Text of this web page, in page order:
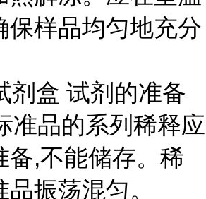
保样品均匀地充分
剂盒 试剂的准备
准品的系列稀释应
备,不能储存。稀
振荡混匀。